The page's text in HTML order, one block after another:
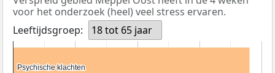
voor het onderzoek (heel) veel stress ervaren.
Leeftijdsgroep:
18 tot 65 jaar
Psychische klachten
Psychische klachten